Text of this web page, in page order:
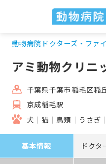
動物病院ドクターズ・ファ
アミ動物クリニ
千葉県千葉市稲毛区稲
京成稲毛駅
犬
猫 鳥類 うさぎ
基本情報 ドク